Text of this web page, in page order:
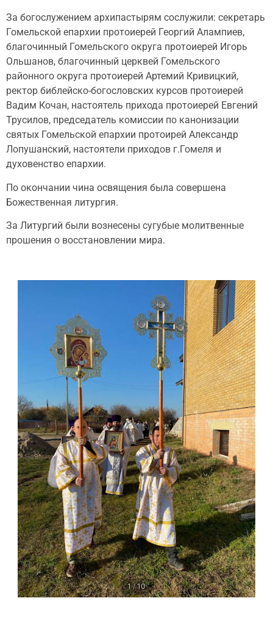
За богослужением архипастырям сослужили: секретарь
Гомельской епархии протоиерей Георгий Алампиев,
благочинный Гомельского округа протоиерей Игорь
Ольшанов, благочинный церквей Гомельского
районного округа протоиерей Артемий Кривицкий,
ректор библейско-богословских курсов протоиерей
Вадим Кочан, настоятель прихода протоиерей Евгений
Трусилов, председатель комиссии по канонизации
святых Гомельской епархии протоирей Александр
Лопушанский, настоятели приходов г.Гомеля и
духовенство епархии.
По окончании чина освящения была совершена
Божественная литургия.
За Литургий были вознесены сугубые молитвенные
прошения о восстановлении мира.
1 / 10